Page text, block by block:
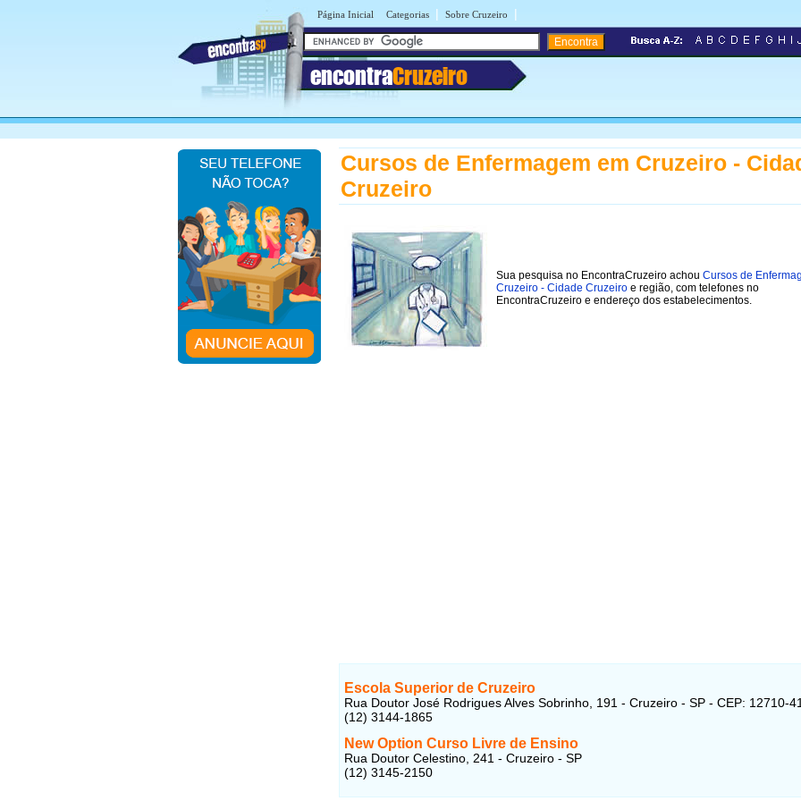
Página Inicial Categorias | Sobre Cruzeiro |
encontraCruzeiro
Cursos de Enfermagem em Cruzeiro -
Cruzeiro
Sua pesquisa no EncontraCruzeiro achou Cursos de
Cruzeiro - Cidade Cruzeiro e região, com telefones no
EncontraCruzeiro e endereço dos estabelecimentos.
Escola Superior de Cruzeiro
Rua Doutor José Rodrigues Alves Sobrinho, 191 - Cruzeiro - SP - CEP: 12710-
(12) 3144-1865
New Option Curso Livre de Ensino
Rua Doutor Celestino, 241 - Cruzeiro - SP
(12) 3145-2150